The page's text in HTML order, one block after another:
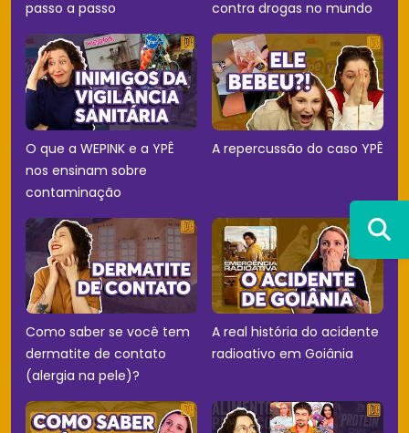
passo a passo contra drogas no mundo
O que a WEPINK e a YPÊ
nos ensinam sobre
contaminação
A repercussão do caso YPÊ
Como saber se você tem
dermatite de contato
(alergia na pele)?
A real história do acidente
radioativo em Goiânia